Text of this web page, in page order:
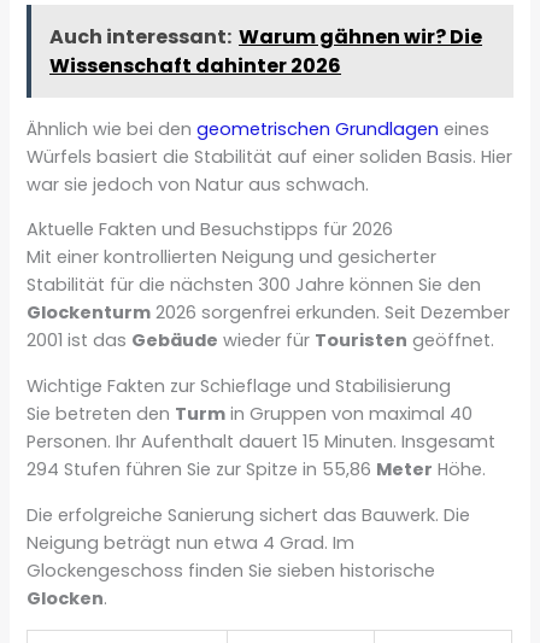
Auch interessant: Warum gähnen wir? Die
Wissenschaft dahinter 2026
Ähnlich wie bei dengeometrischen Grundlagen eines
Würfels basiert die Stabilität auf einer soliden Basis. Hier
war sie jedoch von Natur aus schwach.
Aktuelle Fakten und Besuchstipps für 2026
Mit einer kontrollierten Neigung und gesicherter
Stabilität für die nächsten 300 Jahre können Sie den
Glockenturm 2026 sorgenfrei erkunden. Seit Dezember
2001 ist das Gebäude wieder für Touristen geöffnet.
Wichtige Fakten zur Schieflage und Stabilisierung
Sie betreten den Turm in Gruppen von maximal 40
Personen. Ihr Aufenthalt dauert 15 Minuten. Insgesamt
294 Stufen führen Sie zur Spitze in 55,86 Meter Höhe.
Die erfolgreiche Sanierung sichert das Bauwerk. Die
Neigung beträgt nun etwa 4 Grad. Im
Glockengeschoss finden Sie sieben historische
Glocken.